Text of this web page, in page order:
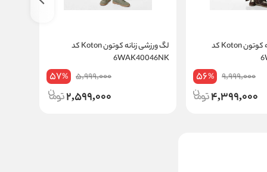
شلوار ورزشی زنانه کوتون Koton کد
9,999,000
56%
4,399,000
لگ ورزشی زنانه کوتون Koton کد
6WAK40046NK
5,999,000
57%
2,599,000